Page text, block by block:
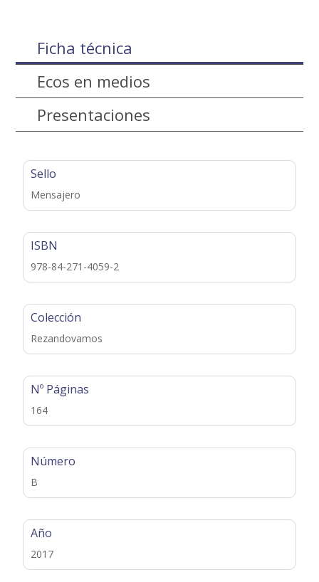
Ficha técnica
Ecos en medios
Presentaciones
Sello
Mensajero
ISBN
978-84-271-4059-2
Colección
Rezandovamos
Nº Páginas
164
Número
B
Año
2017